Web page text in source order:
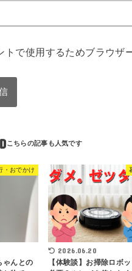
トで使用するためブラウザ
・おでかけ
ゃんとの
2026.06.20
【体験談】お掃除ロボ